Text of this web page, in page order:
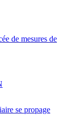
de mesures de
se propage